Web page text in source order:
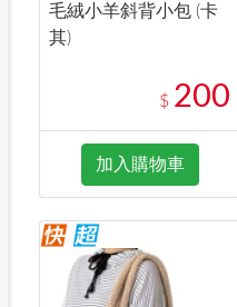
毛絨小羊斜背小包 (卡
其)
$ 200
加入購物車